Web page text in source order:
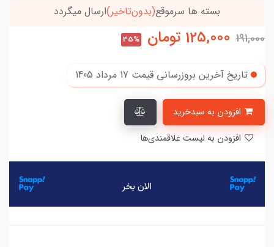
ارسال میگردد خریدتو به5میلیون
191,000
125,000 تومان 35%
تاریخ آخرین بروزرسانی قیمت 17 مرداد 1405